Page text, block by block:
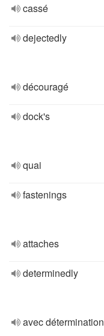
cassé
dejectedly
découragé
dock's
quai
fastenings
attaches
determinedly
avec détermination